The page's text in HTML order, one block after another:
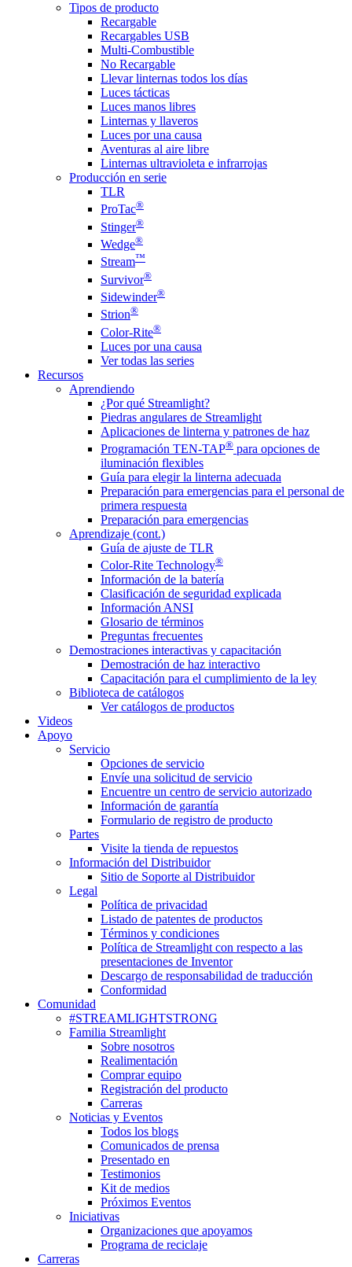
Tipos de producto
Recargable
Recargables USB
Multi-Combustible
No Recargable
Llevar linternas todos los días
Luces tácticas
Luces manos libres
Linternas y llaveros
Luces por una causa
Aventuras al aire libre
Linternas ultravioleta e infrarrojas
Producción en serie
TLR
ProTac®
Stinger®
Wedge®
Stream™
Survivor®
Sidewinder®
Strion®
Color-Rite®
Luces por una causa
Ver todas las series
Recursos
Aprendiendo
¿Por qué Streamlight?
Piedras angulares de Streamlight
Aplicaciones de linterna y patrones de haz
Programación TEN-TAP® para opciones de
iluminación flexibles
Guía para elegir la linterna adecuada
Preparación para emergencias para el personal de
primera respuesta
Preparación para emergencias
Aprendizaje (cont.)
Guía de ajuste de TLR
Color-Rite Technology®
Información de la batería
Clasificación de seguridad explicada
Información ANSI
Glosario de términos
Preguntas frecuentes
Demostraciones interactivas y capacitación
Demostración de haz interactivo
Capacitación para el cumplimiento de la ley
Biblioteca de catálogos
Ver catálogos de productos
Videos
Apoyo
Servicio
Opciones de servicio
Envíe una solicitud de servicio
Encuentre un centro de servicio autorizado
Información de garantía
Formulario de registro de producto
Partes
Visite la tienda de repuestos
Información del Distribuidor
Sitio de Soporte al Distribuidor
Legal
Política de privacidad
Listado de patentes de productos
Términos y condiciones
Política de Streamlight con respecto a las
presentaciones de Inventor
Descargo de responsabilidad de traducción
Conformidad
Comunidad
#STREAMLIGHTSTRONG
Familia Streamlight
Sobre nosotros
Realimentación
Comprar equipo
Registración del producto
Carreras
Noticias y Eventos
Todos los blogs
Comunicados de prensa
Presentado en
Testimonios
Kit de medios
Próximos Eventos
Iniciativas
Organizaciones que apoyamos
Programa de reciclaje
Carreras